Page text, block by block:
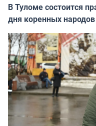
В Туломе состоится
дня коренных